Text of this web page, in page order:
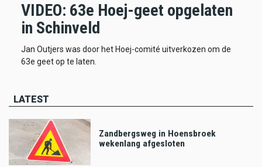
VIDEO: 63e Hoej-geet opgelaten
in Schinveld
Jan Outjers was door het Hoej-comité uitverkozen om de
63e geet op te laten.
LATEST
Zandbergsweg in Hoensbroek
wekenlang afgesloten